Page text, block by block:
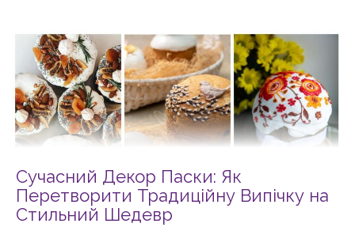
Сучасний Декор Паски: Як
Перетворити Традиційну Випічку на
Стильний Шедевр